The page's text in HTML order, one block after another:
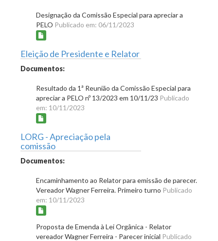
Designação da Comissão Especial para apreciar a
PELO Publicado em: 06/11/2023
Eleição de Presidente e Relator
Documentos:
Resultado da 1ª Reunião da Comissão Especial para
apreciar a PELO nº 13/2023 em 10/11/23 Publicado
em: 10/11/2023
LORG - Apreciação pela
comissão
Documentos:
Encaminhamento ao Relator para emissão de parecer.
Vereador Wagner Ferreira. Primeiro turno Publicado
em: 10/11/2023
Proposta de Emenda à Lei Orgânica - Relator
vereador Wagner Ferreira - Parecer inicial Publicado